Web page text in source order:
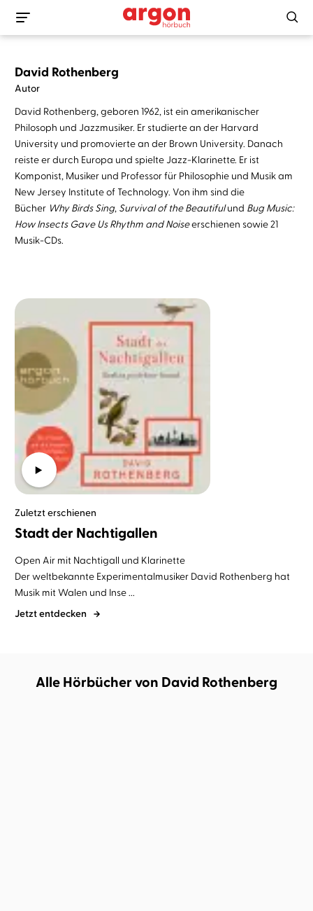
David Rothenberg
Autor
David Rothenberg, geboren 1962, ist ein amerikanischer
Philosoph und Jazzmusiker. Er studierte an der Harvard
University und promovierte an der Brown University. Danach
reiste er durch Europa und spielte Jazz-Klarinette. Er ist
Komponist, Musiker und Professor für Philosophie und Musik am
New Jersey Institute of Technology. Von ihm sind die
Bücher Why Birds Sing, Survival of the Beautifulund Bug Music:
How Insects Gave Us Rhythm and Noiseerschienen sowie 21
Musik-CDs.
Zuletzt erschienen
Stadt der Nachtigallen
Open Air mit Nachtigall und Klarinette
Der weltbekannte Experimentalmusiker David Rothenberg hat
Musik mit Walen und Inse ...
Jetzt entdecken
Alle Hörbücher von David Rothenberg